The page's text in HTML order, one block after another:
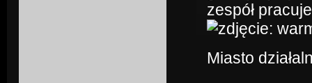
zespół
Miasto